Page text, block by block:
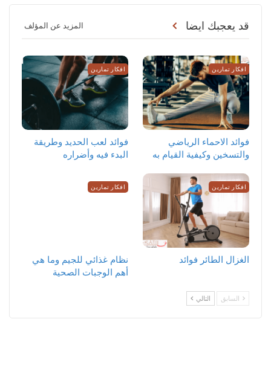
قد يعجبك ايضا المزيد عن المؤلف
افكار تمارين
‏فوائد الاحماء الرياضي
والتسخين وكيفية القيام به
افكار تمارين
فوائد لعب الحديد وطريقة
البدء فيه وأضراره
افكار تمارين
الغزال الطائر فوائد
افكار تمارين
نظام غذائي للجيم وما هي
أهم الوجبات الصحية
السابق التالي